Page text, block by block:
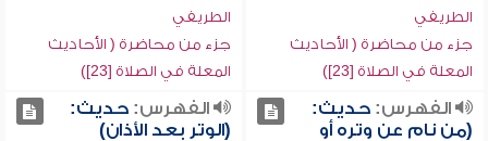
الطريفي
جزء من محاضرة ( الأحاديث
المعلة في الصلاة [23])
الطريفي
جزء من محاضرة ( الأحاديث
المعلة في الصلاة [23])
الفهرس:حديث:
(من نام عن وتره أو
الفهرس:حديث:
(الوتر بعد الأذان)